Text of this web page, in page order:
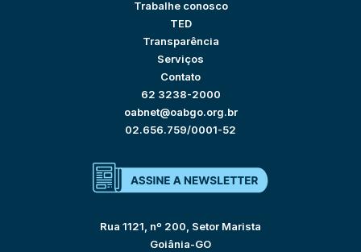
Trabalhe conosco
TED
Transparência
Serviços
Contato
62 3238-2000
oabnet@oabgo.org.br
02.656.759/0001-52
Rua 1121, nº 200, Setor Marista
Goiânia-GO